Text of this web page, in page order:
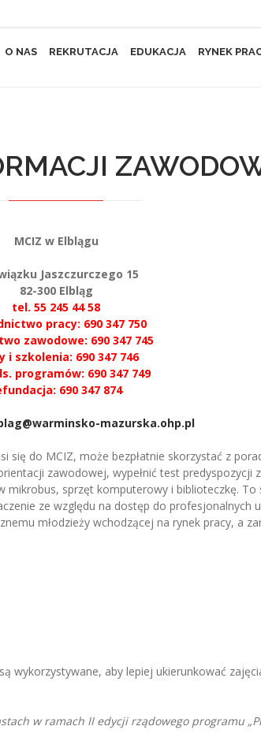
O NAS REKRUTACJA EDUKACJA RYNEK
MCIZ w Elblągu
Jaszczurczego 15
82-300 Elbląg
tel. 55 245 44 58
pracy: 690 347 750
zawodowe: 690 347 745
i szkolenia: 690 347 746
programów: 690 347 749
690 347 874
mazurska.ohp.pl
do MCIZ, może bezpłatnie skorzystać z
zawodowej, wypełnić test predyspozycji
sprzęt komputerowy i biblioteczkę.
ze względu na dostęp do profesjonalnych
młodzieży wchodzącej na rynek pracy, a
aby lepiej ukierunkować
w ramach II edycji rządowego programu